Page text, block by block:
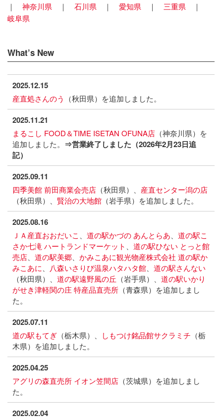
｜ 神奈川県 ｜ 石川県 ｜ 愛知県 ｜ 三重県 ｜
岐阜県
What’s New
2025.12.15
産直処さんのう （秋田県）を追加しました。
2025.11.21
まるこし FOOD＆TIME ISETAN OFUNA店 （神奈川県）を
追加しました。 ⇒営業終了しました（2026年2月23日追
記）
2025.09.11
四季美館 前田商業会売店 （秋田県）、 産直センター潟の店
（秋田県）、 賢治の大地館 （岩手県）を追加しました。
2025.08.16
ＪＡ産直おおだいこ 道の駅かづの あんとらあ
道の駅こ
さか七滝 ハートランドマーケット
道の駅ひない とっと館
売店
道の駅美郷
かみこあに観光物産株式会社 道の駅か
みこあに
八森いさりび温泉ハタハタ館
道の駅さんない
（秋田県）、 道の駅遠野風の丘 （岩手県）、 道の駅いかり
がせき津軽関の庄 特産品直売所 （青森県）を追加しまし
た。
2025.07.11
道の駅もてぎ （栃木県）、 しもつけ銘品館サクラミチ （栃
木県）を追加しました。
2025.04.25
アグリの森直売所 イオン笠間店 （茨城県）を追加しまし
た。
2025.02.04